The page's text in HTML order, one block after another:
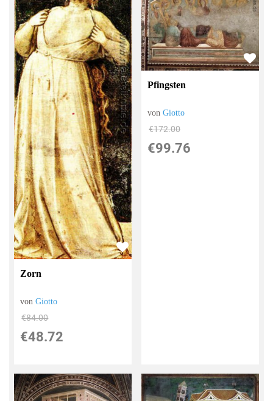
Zorn
vonGiotto
€84.00
€48.72
Pfingsten
vonGiotto
€172.00
€99.76